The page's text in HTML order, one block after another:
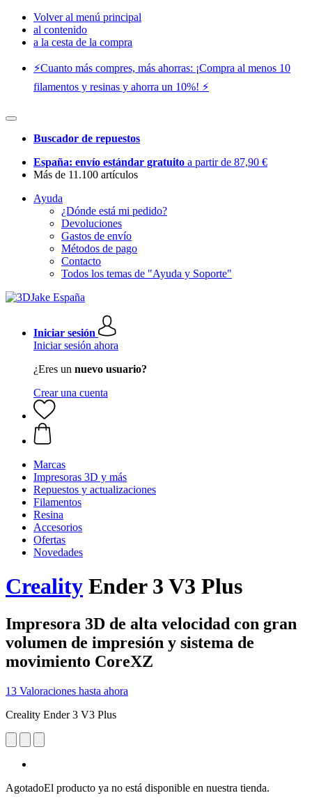
Volver al menú principal
al contenido
a la cesta de la compra
⚡️Cuanto más compres, más ahorras: ¡Compra al menos 10
filamentos y resinas y ahorra un 10%! ⚡️
Buscador de repuestos
España: envío estándar gratuito a partir de 87,90 €
Más de 11.100 artículos
Ayuda
¿Dónde está mi pedido?
Devoluciones
Gastos de envío
Métodos de pago
Contacto
Todos los temas de "Ayuda y Soporte"
Iniciar sesión
Iniciar sesión ahora
¿Eres un nuevo usuario?
Crear una cuenta
Marcas
Impresoras 3D y más
Repuestos y actualizaciones
Filamentos
Resina
Accesorios
Ofertas
Novedades
Creality Ender 3 V3 Plus
Impresora 3D de alta velocidad con gran
volumen de impresión y sistema de
movimiento CoreXZ
13 Valoraciones hasta ahora
Creality Ender 3 V3 Plus
AgotadoEl producto ya no está disponible en nuestra tienda.